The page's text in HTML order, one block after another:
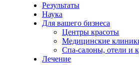
МенюРезультаты
Наука
Для вашего бизнеса
Центры красоты
Медицинские
Спа-салоны, отели и
Лечение